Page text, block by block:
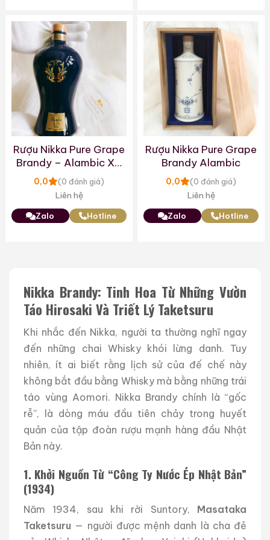
Rượu Nikka Pure Grape
Brandy – Alambic XO
Deluxe
0,0 (0 đánh giá)
Liên hệ
Zalo Hotline
Rượu Nikka Pure Grape
Brandy Alambic
0,0 (0 đánh giá)
Liên hệ
Zalo Hotline
Nikka Brandy: Tinh Hoa Từ Những Vườn
Táo Hirosaki Và Triết Lý Taketsuru
Khi nhắc đến Nikka, người ta thường nghĩ ngay
đến những chai Whisky khói lừng danh. Tuy
nhiên, ít ai biết rằng lịch sử của đế chế này
không bắt đầu bằng Whisky mà bằng những trái
táo vùng Aomori. Nikka Brandy chính là “gốc
rễ”, là dòng máu đầu tiên chảy trong huyết
quản của tập đoàn rượu mạnh hàng đầu Nhật
Bản này.
1. Khởi Nguồn Từ “Công Ty Nước Ép Nhật Bản”
(1934)
Năm 1934, sau khi rời Suntory, Masataka
Taketsuru — người được mệnh danh là cha đẻ